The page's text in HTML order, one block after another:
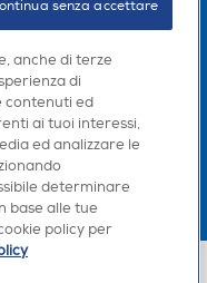
anche di terze
di
contenuti ed
ai tuoi interessi,
ed analizzare le
determinare
base alle tue
policy per
senza accettare